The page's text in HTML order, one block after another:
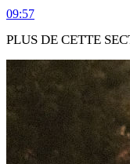
09:57
PLUS DE CETTE